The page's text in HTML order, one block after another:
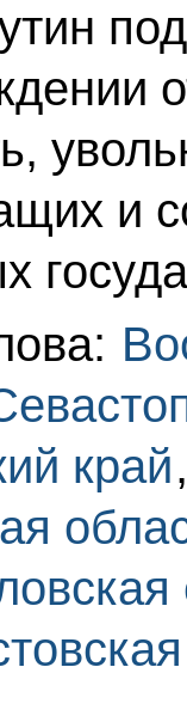
и
край